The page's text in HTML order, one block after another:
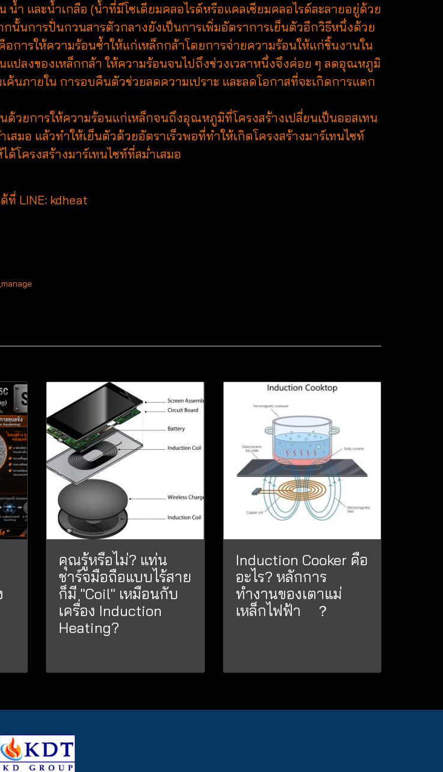
ำ และน้ำเกลือ (น้ำที่มีโซเดียมคลอไรด์หรือแคลเซียมคลอไรด์ละลายอยู่ด้วย
นั้นการปั่นกวนสารตัวกลางยังเป็นการเพิ่มอัตราการเย็นตัวอีกวิธีหนึ่งด้วย
ให้ความร้อนซ้ำให้แก่เหล็กกล้าโดยการจ่ายความร้อนให้แก่ชิ้นงานใน
ลงของเหล็กกล้า ให้ความร้อนจนไปถึงช่วงเวลาหนึ่งจึงค่อย ๆ ลดอุณหภูมิ
นภายใน การอบคืนตัวช่วยลดความเปราะ และลดโอกาสที่จะเกิดการแตก
การให้ความร้อนแก่เหล็กจนถึงอุณหภูมิที่โครงสร้างเปลี่ยนเป็นออสเทน
สมอ แล้วทำให้เย็นตัวด้วยอัตราเร็วพอที่ทำให้เกิดโครงสร้างมาร์เทนไซท์
โครงสร้างมาร์เทนไซท์ที่สม่ำเสมอ
ที่ LINE: kdheat
คุณรู้หรือไม่? แท่น
ชาร์จมือถือแบบไร้สาย
ก็มี "Coil" เหมือนกับ
เครื่อง Induction
Heating?
Induction Cooker คือ
อะไร? หลักการ
ทำงานของเตาแม่
เหล็กไฟฟ้า ？